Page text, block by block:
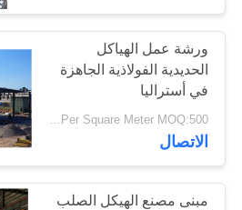
المعمل
مراقبة
الجودة
اتصلتصنيع
41
ورشة عمل الهياكل
الحديدية الفولاذية الجاهزة
في أستراليا
الاتصال
مبنى مصنع الهيكل الصلب